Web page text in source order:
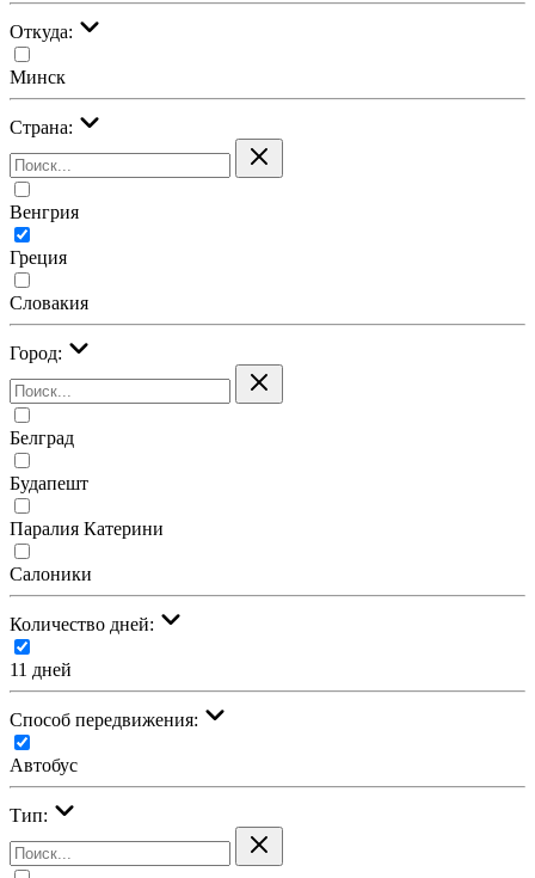
Откуда:
Минск
Страна:
Венгрия
Греция
Словакия
Город:
Белград
Будапешт
Паралия Катерини
Салоники
Количество дней:
11 дней
Cпособ передвижения:
Автобус
Тип: